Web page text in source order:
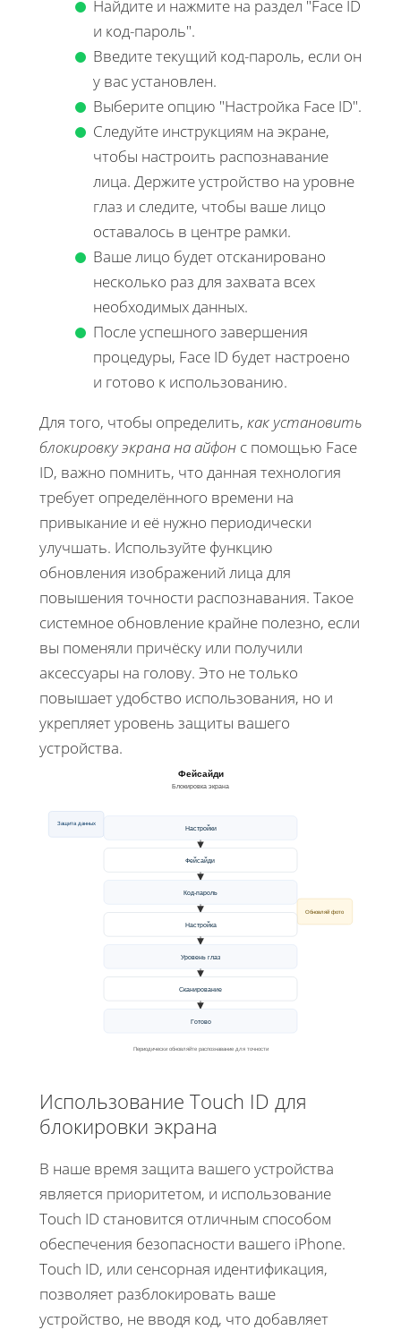
Найдите и нажмите на раздел "Face ID
и код-пароль".
Введите текущий код-пароль, если он
у вас установлен.
Выберите опцию "Настройка Face ID".
Следуйте инструкциям на экране,
чтобы настроить распознавание
лица. Держите устройство на уровне
глаз и следите, чтобы ваше лицо
оставалось в центре рамки.
Ваше лицо будет отсканировано
несколько раз для захвата всех
необходимых данных.
После успешного завершения
процедуры, Face ID будет настроено
и готово к использованию.
Для того, чтобы определить, как установить
блокировку экрана на айфон с помощью Face
ID, важно помнить, что данная технология
требует определённого времени на
привыкание и её нужно периодически
улучшать. Используйте функцию
обновления изображений лица для
повышения точности распознавания. Такое
системное обновление крайне полезно, если
вы поменяли причёску или получили
аксессуары на голову. Это не только
повышает удобство использования, но и
укрепляет уровень защиты вашего
устройства.
Фейсайди
Блокировка экрана
Защита данных
Обновляй фото
Настройки
Фейсайди
Код-пароль
Настройка
Уровень глаз
Сканирование
Готово
Периодически обновляйте распознавание для точности
Использование Touch ID для
блокировки экрана
В наше время защита вашего устройства
является приоритетом, и использование
Touch ID становится отличным способом
обеспечения безопасности вашего iPhone.
Touch ID, или сенсорная идентификация,
позволяет разблокировать ваше
устройство, не вводя код, что добавляет